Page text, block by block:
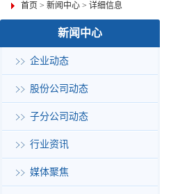
首页 > 新闻中心 > 详细信息
新闻中心
企业动态
股份公司动态
子分公司动态
行业资讯
媒体聚焦